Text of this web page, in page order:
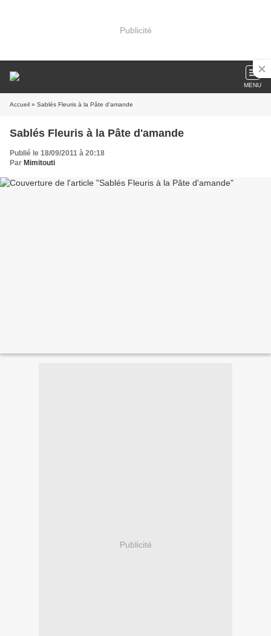
Publicité
MENU
Accueil » Sablés Fleuris à la Pâte d'amande
Sablés Fleuris à la Pâte d'amande
Publié le 18/09/2011 à 20:18
Par Mimitouti
Publicité